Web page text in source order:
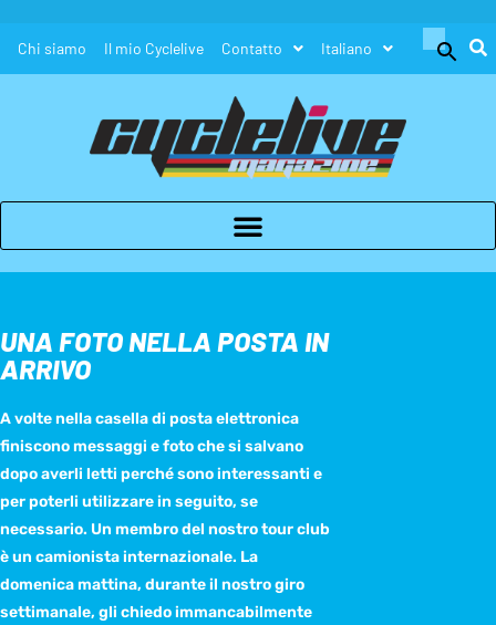
Chi siamo Il mio Cyclelive Contatto Italiano
Search
Search Button
UNA FOTO NELLA POSTA IN
ARRIVO
A volte nella casella di posta elettronica
finiscono messaggi e foto che si salvano
dopo averli letti perché sono interessanti e
per poterli utilizzare in seguito, se
necessario. Un membro del nostro tour club
è un camionista internazionale. La
domenica mattina, durante il nostro giro
settimanale, gli chiedo immancabilmente